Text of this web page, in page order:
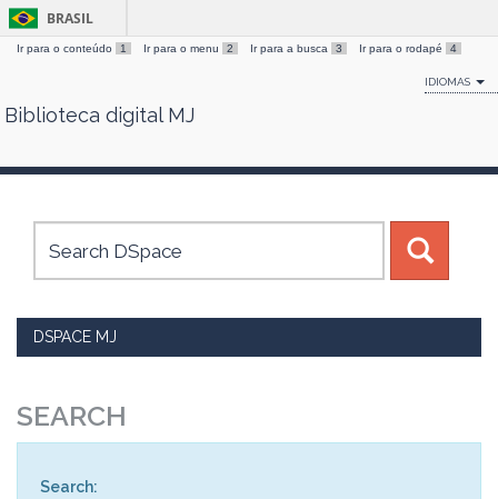
Skip
BRASIL
Ir para o conteúdo 1 Ir para o menu 2 Ir para a busca 3 Ir para o rodapé 4
IDIOMAS
Biblioteca digital MJ
DSPACE MJ
SEARCH
Search: